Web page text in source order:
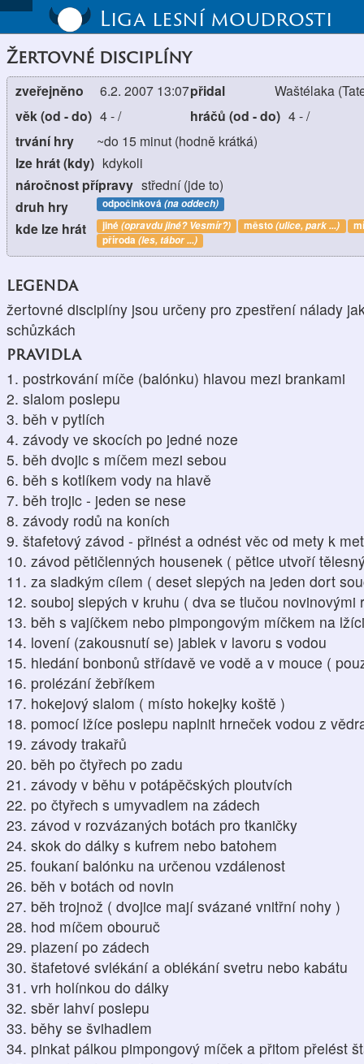
Liga lesní moudrosti
Žertovné disciplíny
zveřejněno 6.2. 2007 13:07přidal Waštélaka
věk (od - do) 4-/ hráčů (od - do) 4-/
trvání hry ~do 15 minut (hodně krátká)
lze hrát (kdy) kdykoli
náročnost přípravy střední (jde to)
druh hry odpočinková(na oddech)
kde lze hrát jiné(opravdu jiné? Vesmír?) město(ulice, park ...)
příroda(les, tábor ...)
legenda
žertovné disciplíny jsou určeny pro zpestření nálady
schůzkách
pravidla
1. postrkování míče (balónku) hlavou mezi brankami
2. slalom poslepu
3. běh v pytlích
4. závody ve skocích po jedné noze
5. běh dvojic s míčem mezi sebou
6. běh s kotlíkem vody na hlavě
7. běh trojic - jeden se nese
8. závody rodů na koních
9. štafetový závod - přinést a odnést věc od mety k
10. závod pětičlenných housenek ( pětice utvoří
11. za sladkým cílem ( deset slepých na jeden dort
12. souboj slepých v kruhu ( dva se tlučou novinovými
13. běh s vajíčkem nebo pimpongovým míčkem na lžíci
14. lovení (zakousnutí se) jablek v lavoru s vodou
15. hledání bonbonů střídavě ve vodě a v mouce (
16. prolézání žebříkem
17. hokejový slalom ( místo hokejky koště )
18. pomocí lžíce poslepu naplnit hrneček vodou z
19. závody trakařů
20. běh po čtyřech po zadu
21. závody v běhu v potápěčských ploutvích
22. po čtyřech s umyvadlem na zádech
23. závod v rozvázaných botách pro tkaničky
24. skok do dálky s kufrem nebo batohem
25. foukaní balónku na určenou vzdálenost
26. běh v botách od novin
27. běh trojnož ( dvojice mají svázané vnitřní nohy )
28. hod míčem obouruč
29. plazení po zádech
30. štafetové svlékání a oblékání svetru nebo kabátu
31. vrh holínkou do dálky
32. sběr lahví poslepu
33. běhy se švihadlem
34. pinkat pálkou pimpongový míček a přitom přelést